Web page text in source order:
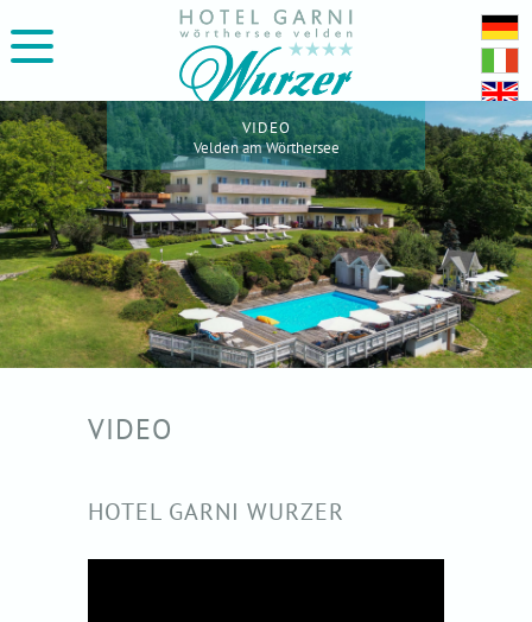
VIDEO
Velden am Wörthersee
VIDEO
HOTEL GARNI WURZER